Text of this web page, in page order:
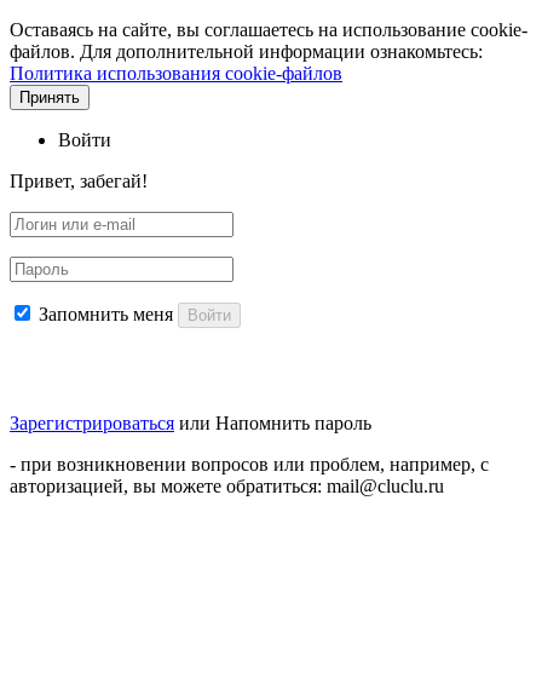
Оставаясь на сайте, вы соглашаетесь на использование cookie-
файлов. Для дополнительной информации ознакомьтесь:
Политика использования cookie-файлов
Принять
Войти
Привет, забегай!
Запомнить меня Войти
Зарегистрироваться или Напомнить пароль
- при возникновении вопросов или проблем, например, с
авторизацией, вы можете обратиться: mail@cluclu.ru